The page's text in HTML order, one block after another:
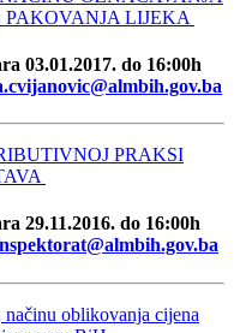
LIJEKA
03.01.2017. do 16:00h
PRAKSI
29.11.2016. do 16:00h
oblikovanja cijena